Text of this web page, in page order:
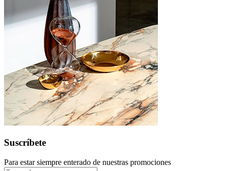
Suscríbete
Para estar siempre enterado de nuestras promociones